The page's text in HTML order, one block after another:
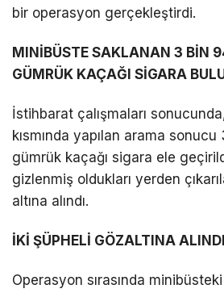
DIĞER
bir operasyon gerçekleştirdi.
MINİBÜSTE SAKLANAN 3 BİN
GÜMRÜK KAÇAĞI SİGARA
İstihbarat çalışmaları
kısmında yapılan arama
gümrük kaçağı sigara ele
gizlenmiş oldukları yerden
altına alındı.
İKİ ŞÜPHELİ GÖZALTINA ALINDI
Operasyon sırasında